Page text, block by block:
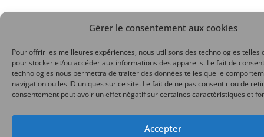
Gérer le consentement aux cookies
Pour offrir les meilleures expériences, nous utilisons des technologies telles
pour stocker et/ou accéder aux informations des appareils. Le fait de
technologies nous permettra de traiter des données telles que le
navigation ou les ID uniques sur ce site. Le fait de ne pas consentir ou de
consentement peut avoir un effet négatif sur certaines caractéristiques et
Accepter